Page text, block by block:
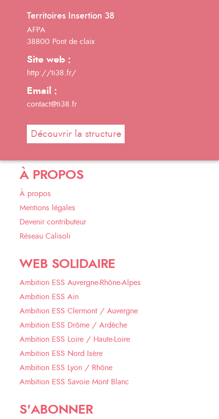
Territoires Insertion 38
AFPA
38800 Pont de claix
Site web :
http://ti38.fr/
Email :
contact@ti38.fr
Découvrir la structure
À PROPOS
À propos
Mentions légales
Devenir contributeur
Réseau Calisoli
WEB SOLIDAIRE
Ambition ESS Auvergne-Rhône-Alpes
Ambition ESS Ain
Ambition ESS Clermont / Auvergne
Ambition ESS Drôme / Ardèche
Ambition ESS Loire / Haute-Loire
Ambition ESS Nord Isère
Ambition ESS Lyon / Rhône
Ambition ESS Savoie Mont Blanc
S'ABONNER